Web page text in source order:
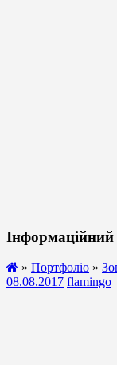
Інформаційний
» Портфоліо »
08.08.2017 flamingo